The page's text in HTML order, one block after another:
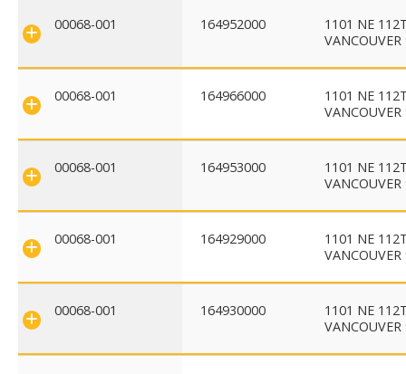
00068-001 164952000
1101 NE
00068-001 164966000
1101 NE
00068-001 164953000
1101 NE
00068-001 164929000
1101 NE
00068-001 164930000
1101 NE